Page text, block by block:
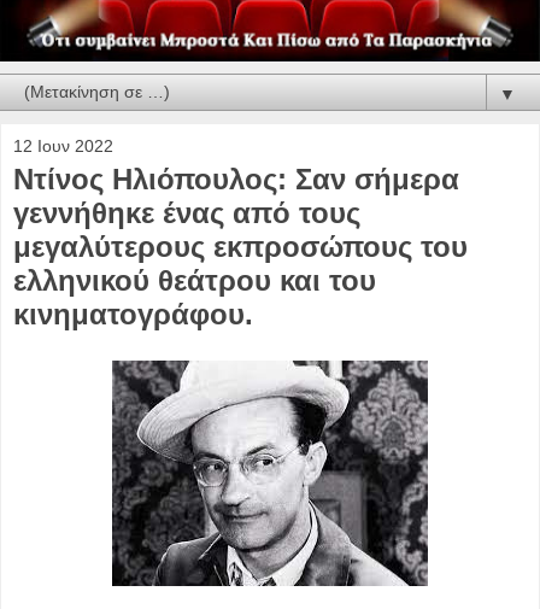
▼
12 Ιουν 2022
Ντίνος Ηλιόπουλος: Σαν σήμερα
γεννήθηκε ένας από τους
μεγαλύτερους εκπροσώπους του
ελληνικού θεάτρου και του
κινηματογράφου.